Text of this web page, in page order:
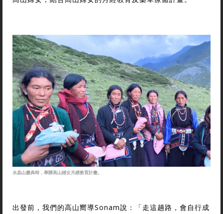
水晶山慶典時，舉辦高山婦女月經教育計畫。
出發前，我們的高山嚮導Sonam說：「走這趟路，會自行成